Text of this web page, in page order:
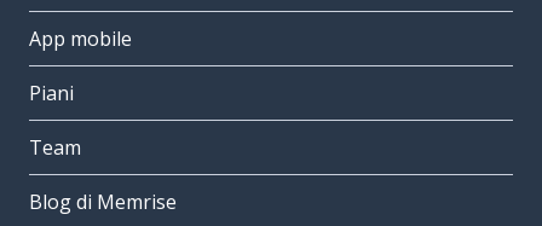
App mobile
Piani
Team
Blog di Memrise